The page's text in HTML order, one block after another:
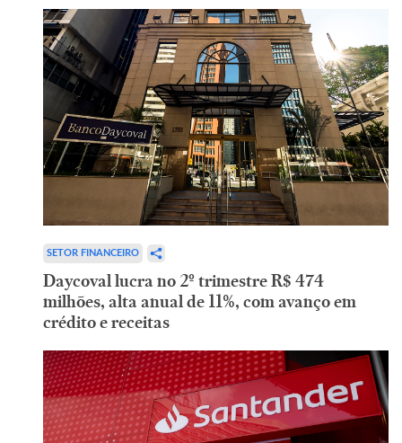
SETOR FINANCEIRO
Daycoval lucra no 2º trimestre R$ 474
milhões, alta anual de 11%, com avanço em
crédito e receitas